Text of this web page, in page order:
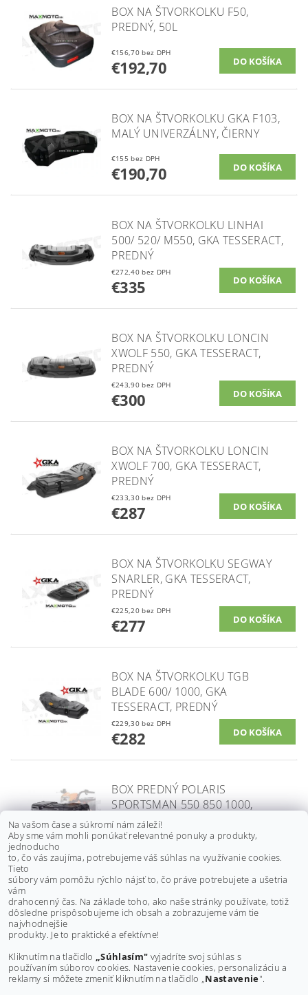
BOX NA ŠTVORKOLKU F50,
PREDNÝ, 50L
€156,70 bez DPH
€192,70
BOX NA ŠTVORKOLKU GKA F103,
MALÝ UNIVERZÁLNY, ČIERNY
€155 bez DPH
€190,70
BOX NA ŠTVORKOLKU LINHAI
500/ 520/ M550, GKA TESSERACT,
PREDNÝ
€272,40 bez DPH
€335
BOX NA ŠTVORKOLKU LONCIN
XWOLF 550, GKA TESSERACT,
PREDNÝ
€243,90 bez DPH
€300
BOX NA ŠTVORKOLKU LONCIN
XWOLF 700, GKA TESSERACT,
PREDNÝ
€233,30 bez DPH
€287
BOX NA ŠTVORKOLKU SEGWAY
SNARLER, GKA TESSERACT,
PREDNÝ
€225,20 bez DPH
€277
BOX NA ŠTVORKOLKU TGB
BLADE 600/ 1000, GKA
TESSERACT, PREDNÝ
€229,30 bez DPH
€282
BOX PREDNÝ POLARIS
SPORTSMAN 550 850 1000,
5437762
€202,40 bez DPH
€249
BOX PREDNÝ SIKKIA ATV BOX
6600, 66L, 88 (74) X 42 X 24CM
€215,30
Na vašom čase a súkromí nám záleží!
Aby sme vám mohli ponúkať relevantné ponuky a produkty,
jednoducho
to, čo vás zaujíma, potrebujeme váš súhlas na využívanie cookies.
Tieto
súbory vám pomôžu rýchlo nájsť to, čo práve potrebujete a ušetria
vám
drahocenný čas. Na základe toho, ako naše stránky používate, totiž
dôsledne prispôsobujeme ich obsah a zobrazujeme vám tie
najvhodnejšie
produkty. Je to praktické a efektívne!
Kliknutím na tlačidlo „Súhlasím" vyjadríte svoj súhlas s
používaním súborov cookies. Nastavenie cookies, personalizáciu a
reklamy si môžete zmeniť kliknutím na tlačidlo „Nastavenie".